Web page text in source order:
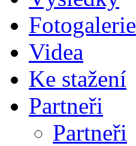
Fotogalerie
Videa
Ke stažení
Partneři
Partneři